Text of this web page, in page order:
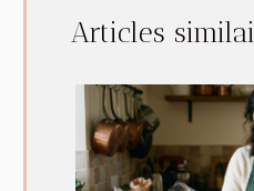
Articles